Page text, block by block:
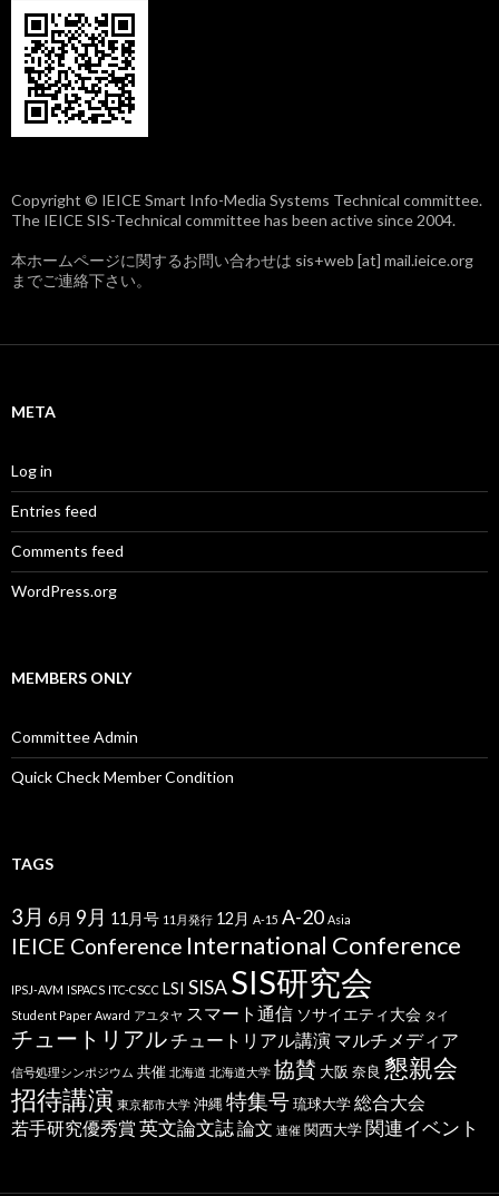
Copyright © IEICE Smart Info-Media Systems Technical committee.
The IEICE SIS-Technical committee has been active since 2004.
本ホームページに関するお問い合わせは sis+web [at] mail.ieice.org
までご連絡下さい。
META
Log in
Entries feed
Comments feed
WordPress.org
MEMBERS ONLY
Committee Admin
Quick Check Member Condition
TAGS
3月 6月 9月 11月号 11月発行 12月 A-15 A-20 Asia
IEICE Conference International Conference
IPSJ-AVM ISPACS ITC-CSCC LSI SISASIS研究会
Student Paper Award アユタヤ スマート通信 ソサイエティ大会 タイ
チュートリアルチュートリアル講演 マルチメディア
信号処理シンポジウム 共催 北海道 北海道大学 協賛 大阪 奈良 懇親会
招待講演 東京都市大学 沖縄 特集号琉球大学総合大会
若手研究優秀賞 英文論文誌論文 連催 関西大学関連イベント